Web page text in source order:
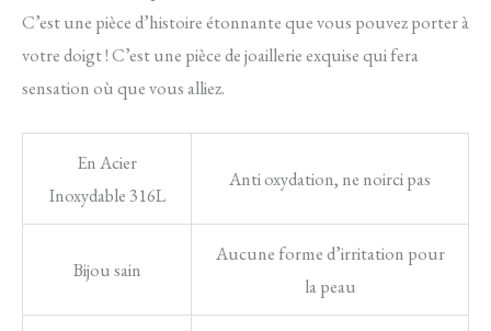
C’est une pièce d’histoire étonnante que vous pouvez porter à
votre doigt ! C’est une pièce de joaillerie exquise qui fera
sensation où que vous alliez.
En Acier
Inoxydable 316L
Anti oxydation, ne noirci pas
Bijou sain
Aucune forme d’irritation pour
la peau